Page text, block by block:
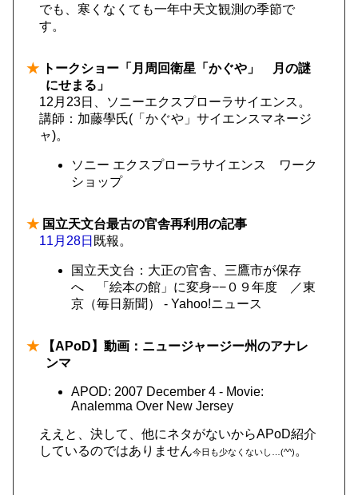
でも、寒くなくても一年中天文観測の季節で
す。
★ トークショー「月周回衛星「かぐや」 月の謎
にせまる」
12月23日、ソニーエクスプローラサイエンス。
講師：加藤學氏(「かぐや」サイエンスマネージ
ャ)。
ソニー エクスプローラサイエンス ワーク
ショップ
★ 国立天文台最古の官舎再利用の記事
11月28日 既報。
国立天文台：大正の官舎、三鷹市が保存
へ 「絵本の館」に変身−−０９年度 ／東
京（毎日新聞） - Yahoo!ニュース
★ 【APoD】動画：ニュージャージー州のアナレ
ンマ
APOD: 2007 December 4 - Movie:
Analemma Over New Jersey
ええと、決して、他にネタがないからAPoD紹介
しているのではありません今日も少なくないし…(^^) 。